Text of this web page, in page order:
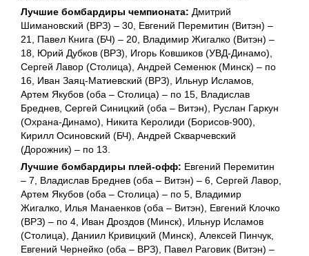
Лучшие бомбардиры чемпионата: Дмитрий
Шимановский (ВРЗ) – 30, Евгений Перемитин (Витэн) –
21, Павел Книга (БЧ) – 20, Владимир Жигалко (Витэн) –
18, Юрий Дубков (ВРЗ), Игорь Ковшиков (УВД-Динамо),
Сергей Лавор (Столица), Андрей Семенюк (Минск) – по
16, Иван Заяц-Матиевский (ВРЗ), Ильнур Исламов,
Артем Якубов (оба – Столица) – по 15, Владислав
Бреднев, Сергей Синицкий (оба – Витэн), Руслан Гаркун
(Охрана-Динамо), Никита Керолиди (Борисов-900),
Кирилл Осиновский (БЧ), Андрей Скварчевский
(Дорожник) – по 13.
Лучшие бомбардиры плей-офф: Евгений Перемитин
– 7, Владислав Бреднев (оба – Витэн) – 6, Сергей Лавор,
Артем Якубов (оба – Столица) – по 5, Владимир
Жигалко, Илья Манаенков (оба – Витэн), Евгений Клочко
(ВРЗ) – по 4, Иван Дроздов (Минск), Ильнур Исламов
(Столица), Даниил Кривицкий (Минск), Алексей Пинчук,
Евгений Чернейко (оба – ВРЗ), Павел Раговик (Витэн) –